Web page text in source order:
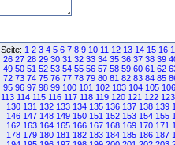
Seite: 1 2 3 4 5 6 7 8 9 10 11 12 13 14 15 16
26 27 28 29 30 31 32 33 34 35 36 37 38 39
49 50 51 52 53 54 55 56 57 58 59 60 61 62
72 73 74 75 76 77 78 79 80 81 82 83 84 85
95 96 97 98 99 100 101 102 103 104 105 106
113 114 115 116 117 118 119 120 121 122 123
130 131 132 133 134 135 136 137 138 139
146 147 148 149 150 151 152 153 154 155
162 163 164 165 166 167 168 169 170 171
178 179 180 181 182 183 184 185 186 187